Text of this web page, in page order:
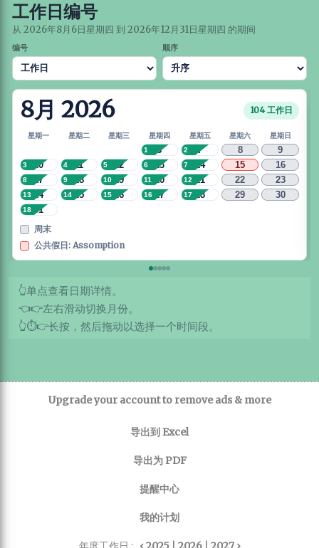
工作日编号
从 2026年8月6日星期四 到 2026年12月31日星期四 的期间
编号 顺序
8月 2026 104 工作日
星期一 星期二 星期三 星期四 星期五 星期六 星期日
6
1 7
2 8
9
10
3 11
4 12
5 13
6 14
7 15
16
17
8 18
9 19
10 20
11 21
12 22
23
24
13 25
14 26
15 27
16 28
17 29
30
31
18
周末
公共假日: Assomption
👆单点查看日期详情。
👈👉左右滑动切换月份。
👆⏱️👉长按，然后拖动以选择一个时间段。
Upgrade your account to remove ads & more
导出到 Excel
导出为 PDF
提醒中心
我的计划